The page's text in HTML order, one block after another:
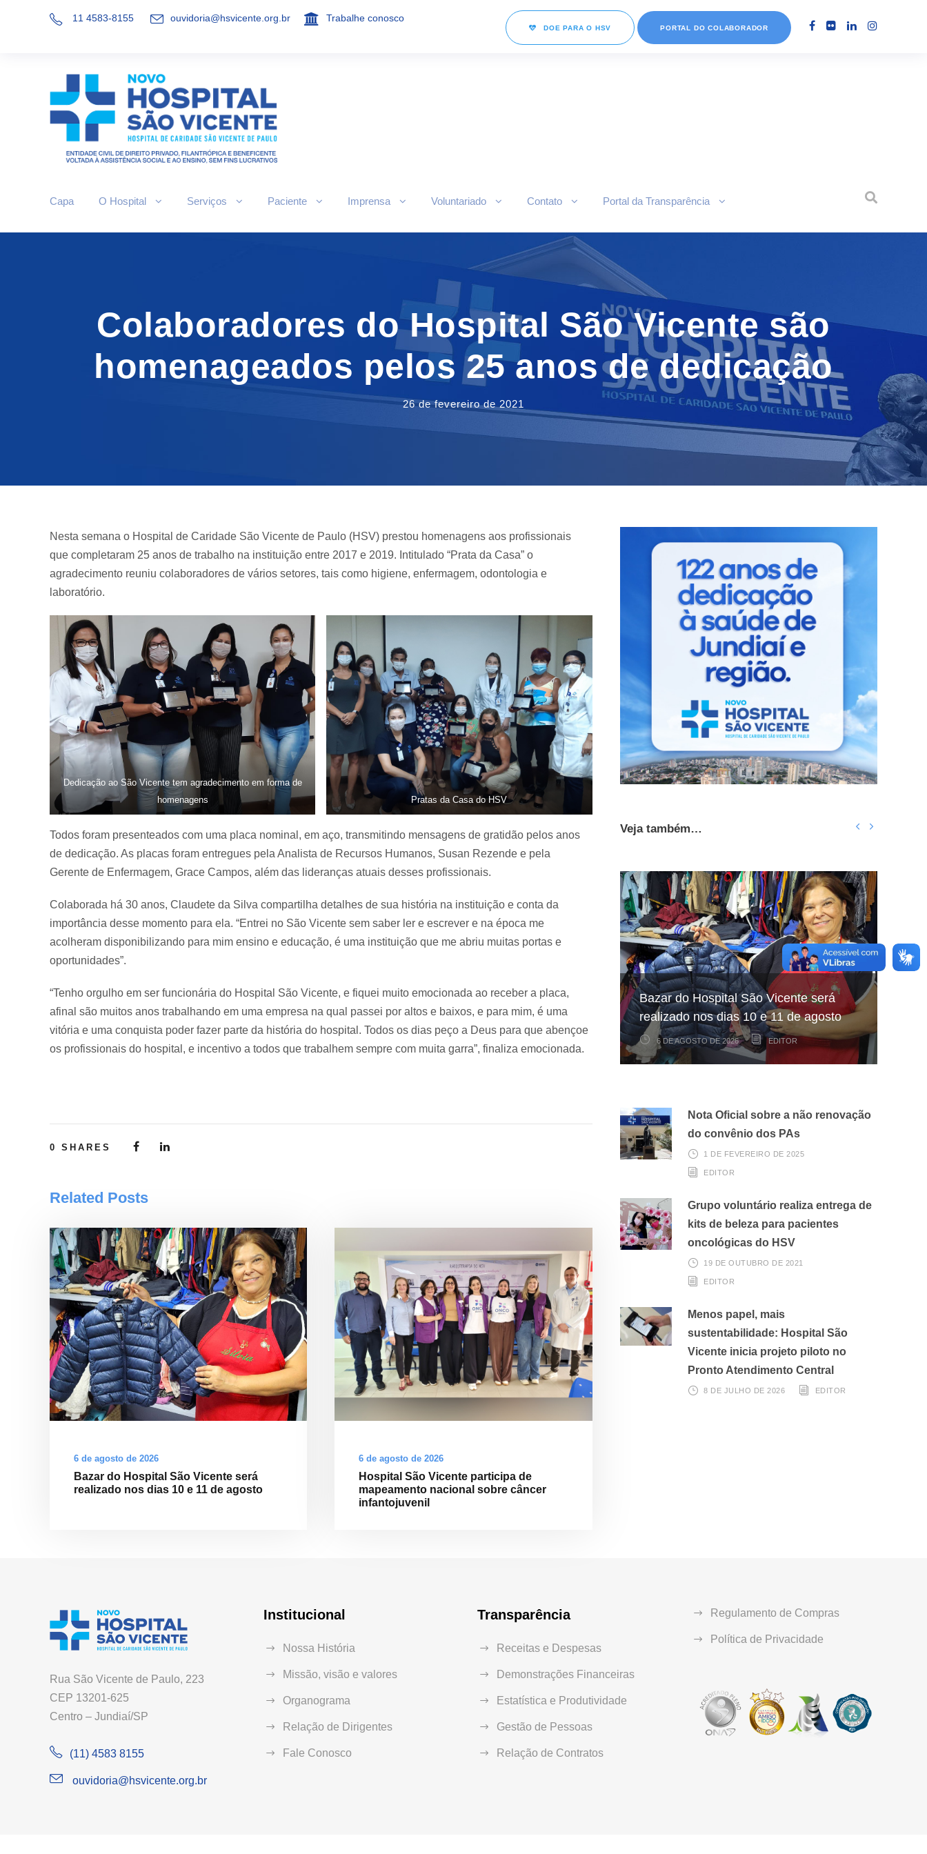
11 4583-8155 ouvidoria@hsvicente.org.br Trabalhe conosco
DOE PARA O HSV PORTAL DO COLABORADOR
Capa O Hospital Serviços Paciente Imprensa Voluntariado Contato Portal da Transparência
Colaboradores do Hospital São Vicente são
homenageados pelos 25 anos de dedicação
26 de fevereiro de 2021
Nesta semana o Hospital de Caridade São Vicente de Paulo (HSV) prestou homenagens aos profissionais
que completaram 25 anos de trabalho na instituição entre 2017 e 2019. Intitulado “Prata da Casa” o
agradecimento reuniu colaboradores de vários setores, tais como higiene, enfermagem, odontologia e
laboratório.
Dedicação ao São Vicente tem agradecimento em forma de
homenagens
Pratas da Casa do HSV
Todos foram presenteados com uma placa nominal, em aço, transmitindo mensagens de gratidão pelos anos
de dedicação. As placas foram entregues pela Analista de Recursos Humanos, Susan Rezende e pela
Gerente de Enfermagem, Grace Campos, além das lideranças atuais desses profissionais.
Colaborada há 30 anos, Claudete da Silva compartilha detalhes de sua história na instituição e conta da
importância desse momento para ela. “Entrei no São Vicente sem saber ler e escrever e na época me
acolheram disponibilizando para mim ensino e educação, é uma instituição que me abriu muitas portas e
oportunidades”.
“Tenho orgulho em ser funcionária do Hospital São Vicente, e fiquei muito emocionada ao receber a placa,
afinal são muitos anos trabalhando em uma empresa na qual passei por altos e baixos, e para mim, é uma
vitória e uma conquista poder fazer parte da história do hospital. Todos os dias peço a Deus para que abençoe
os profissionais do hospital, e incentivo a todos que trabalhem sempre com muita garra”, finaliza emocionada.
0 SHARES
Related Posts
6 de agosto de 2026
Bazar do Hospital São Vicente será
realizado nos dias 10 e 11 de agosto
6 de agosto de 2026
Hospital São Vicente participa de
mapeamento nacional sobre câncer
infantojuvenil
Veja também…
Bazar do Hospital São Vicente será
realizado nos dias 10 e 11 de agosto
6 DE AGOSTO DE 2026 EDITOR
Hospital São Vicente participa de
mapeamento nacional sobre câncer
infantojuvenil
6 DE AGOSTO DE 2026 EDITOR
Hospital São Vicente expande
arrecadação de cupons fiscais pela
Nota Fiscal Paulista
3 DE AGOSTO DE 2026 EDITOR
Nota Oficial sobre a não renovação
do convênio dos PAs
1 DE FEVEREIRO DE 2025
EDITOR
Grupo voluntário realiza entrega de
kits de beleza para pacientes
oncológicas do HSV
19 DE OUTUBRO DE 2021
EDITOR
Menos papel, mais
sustentabilidade: Hospital São
Vicente inicia projeto piloto no
Pronto Atendimento Central
8 DE JULHO DE 2026 EDITOR
Rua São Vicente de Paulo, 223
CEP 13201-625
Centro – Jundiaí/SP
(11) 4583 8155
ouvidoria@hsvicente.org.br
Institucional
Nossa História
Missão, visão e valores
Organograma
Relação de Dirigentes
Fale Conosco
Transparência
Receitas e Despesas
Demonstrações Financeiras
Estatística e Produtividade
Gestão de Pessoas
Relação de Contratos
Regulamento de Compras
Política de Privacidade